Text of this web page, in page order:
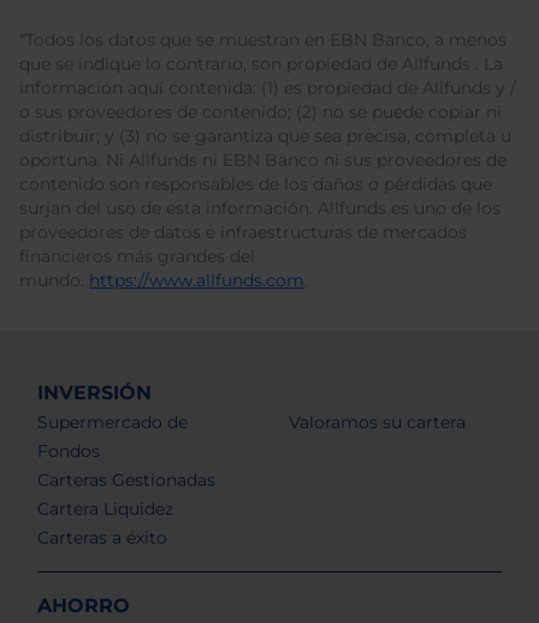
*Todos los datos que se muestran en EBN Banco, a menos
que se indique lo contrario, son propiedad de Allfunds . La
información aquí contenida: (1) es propiedad de Allfunds y /
o sus proveedores de contenido; (2) no se puede copiar ni
distribuir; y (3) no se garantiza que sea precisa, completa u
oportuna. Ni Allfunds ni EBN Banco ni sus proveedores de
contenido son responsables de los daños o pérdidas que
surjan del uso de esta información. Allfunds es uno de los
proveedores de datos e infraestructuras de mercados
financieros más grandes del
mundo. https://www.allfunds.com.
INVERSIÓN
Supermercado de
Fondos
Carteras Gestionadas
Cartera Liquidez
Carteras a éxito
Valoramos su cartera
AHORRO